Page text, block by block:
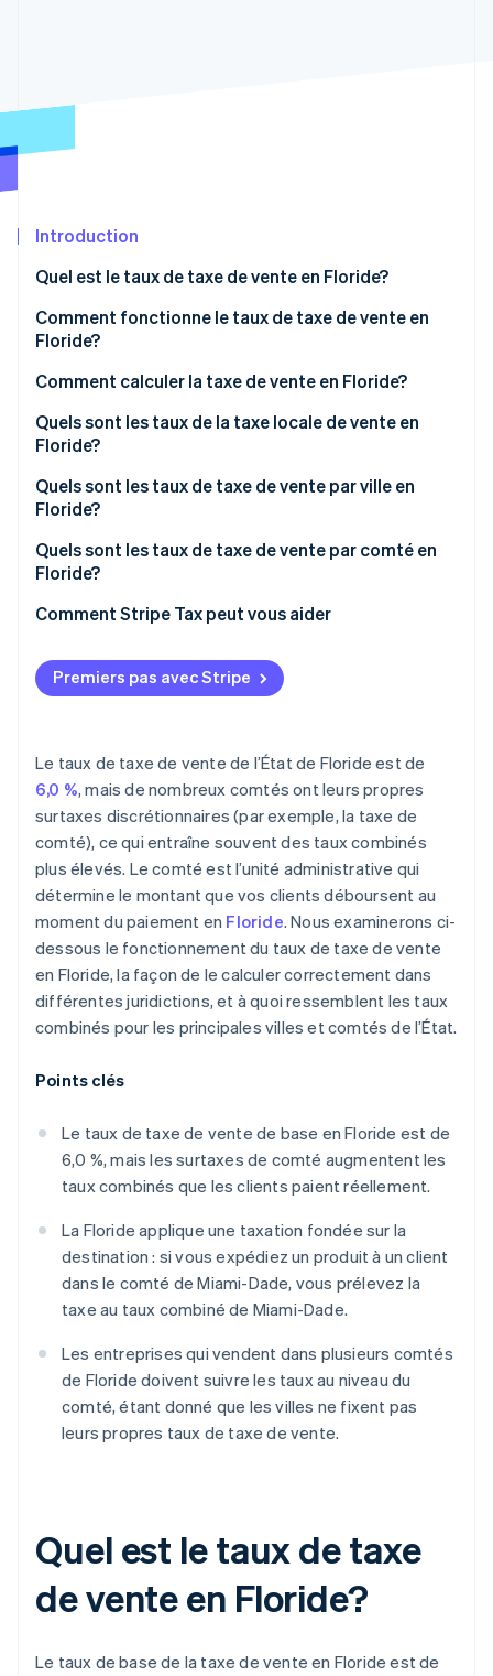
Vérification de l'identité
Stripe Sessions 2026
l’IA.
Regarder
Introduction
Quel est le taux de taxe de vente en Floride?
Comment fonctionne le taux de taxe de vente en
Floride?
Comment calculer la taxe de vente en Floride?
Quels sont les taux de la taxe locale de vente en
Floride?
Quels sont les taux de taxe de vente par ville en
Floride?
Quels sont les taux de taxe de vente par comté en
Floride?
Comment Stripe Tax peut vous aider
Premiers pas avec Stripe
Le taux de taxe de vente de l’État de Floride est de
6,0 %, mais de nombreux comtés ont leurs propres
surtaxes discrétionnaires (par exemple, la taxe de
comté), ce qui entraîne souvent des taux combinés
plus élevés. Le comté est l’unité administrative qui
détermine le montant que vos clients déboursent au
moment du paiement en Floride. Nous examinerons ci-
dessous le fonctionnement du taux de taxe de vente
en Floride, la façon de le calculer correctement dans
différentes juridictions, et à quoi ressemblent les taux
combinés pour les principales villes et comtés de l’État.
Points clés
Le taux de taxe de vente de base en Floride est de
6,0 %, mais les surtaxes de comté augmentent les
taux combinés que les clients paient réellement.
La Floride applique une taxation fondée sur la
destination : si vous expédiez un produit à un client
dans le comté de Miami-Dade, vous prélevez la
taxe au taux combiné de Miami-Dade.
Les entreprises qui vendent dans plusieurs comtés
de Floride doivent suivre les taux au niveau du
comté, étant donné que les villes ne fixent pas
leurs propres taux de taxe de vente.
Quel est le taux de taxe
de vente en Floride?
Le taux de base de la taxe de vente en Floride est de